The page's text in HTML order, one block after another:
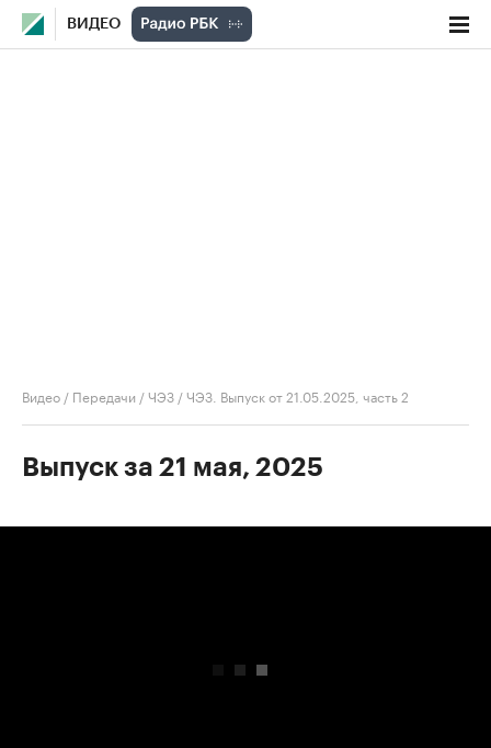
ВИДЕО
Видео / Передачи /ЧЭЗ /ЧЭЗ. Выпуск от 21.05.2025, часть 2
Выпуск за 21 мая, 2025